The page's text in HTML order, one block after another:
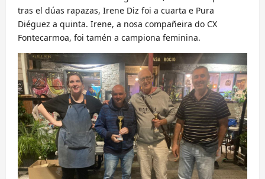
tras el dúas rapazas, Irene Diz foi a cuarta e Pura
Diéguez a quinta. Irene, a nosa compañeira do CX
Fontecarmoa, foi tamén a campiona feminina.